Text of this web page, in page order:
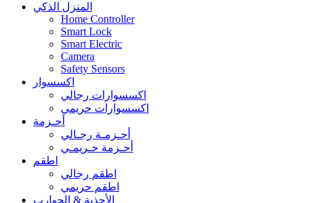
المنزل الذكي
Home Controller
Smart Lock
Smart Electric
Camera
Safety Sensors
اكسسوار
اكسسوارات رجالي
اكسسوارات حريمي
أحـزمة
أحـزمـة رجـالي
أحـزمة حـريمـي
اطقم
اطقم رجالي
اطقم حريمي
الأحذية & الجوارب